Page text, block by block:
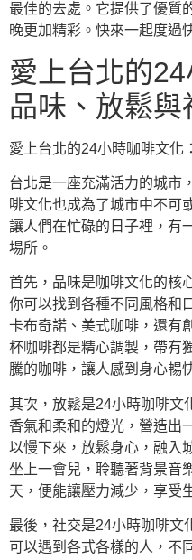
最佳的去處。它提供了優質
晚更加精彩。快來一起度過
愛上台北的24
品味、放鬆
愛上台北的24小時咖啡文化
台北是一座充滿活力的城市
啡文化也成為了城市中不可
讓人們在忙碌的日子裡，有
場所。
首先，品味是咖啡文化的核
你可以找到各種不同風格和
卡布奇諾、美式咖啡，還有
杯咖啡都是精心調製，帶有
騰的咖啡，讓人感到身心暢
其次，放鬆是24小時咖啡文
香氣和柔和的燈光，營造出
以慢下來，放鬆身心，融入
坐上一會兒，聆聽著背景音
天，便能讓壓力減少，享受
最後，社交是24小時咖啡文
可以遇到各式各樣的人，不